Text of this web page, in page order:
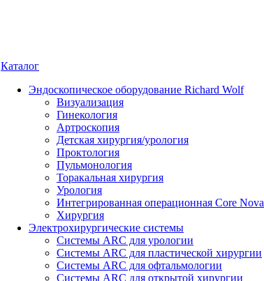
Каталог
Эндоскопическое оборудование Richard Wolf
Визуализация
Гинекология
Артроскопия
Детская хирургия/урология
Проктология
Пульмонология
Торакальная хирургия
Урология
Интегрированная операционная Core Nova
Хирургия
Электрохирургические системы
Системы ARC для урологии
Системы ARC для пластической хирургии
Системы ARC для офтальмологии
Системы ARC для открытой хирургии